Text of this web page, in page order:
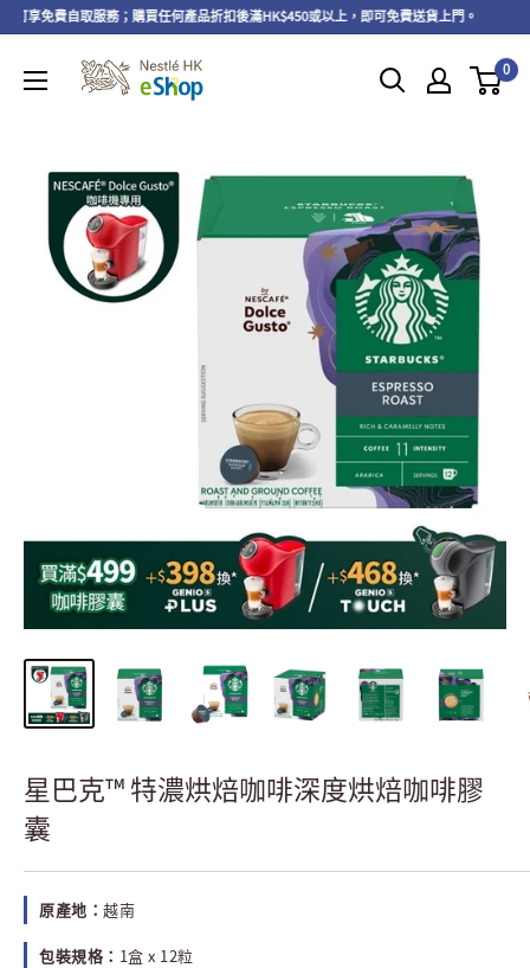
享免費自取服務；購買任何產品折扣後滿HK$450或以上，即可免費送貨上門。
0
星巴克™ 特濃烘焙咖啡深度烘焙咖啡膠
囊
原產地： 越南
包裝規格： 1盒 x 12粒